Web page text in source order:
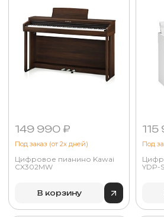
149 990 ₽
Под заказ (от 2х дней)
Цифровое пианино Kawai
CX302MW
В корзину
Под
YDP-